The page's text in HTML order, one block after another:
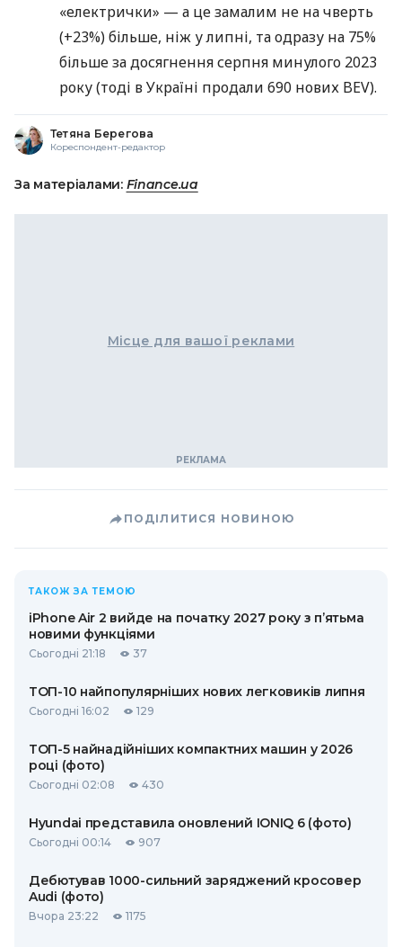
«електрички» — а це замалим не на чверть
(+23%) більше, ніж у липні, та одразу на 75%
більше за досягнення серпня минулого 2023
року (тоді в Україні продали 690 нових BEV).
Тетяна Берегова
Кореспондент-редактор
За матеріалами: Finance.ua
Місце для вашої реклами
ПОДІЛИТИСЯ НОВИНОЮ
ТАКОЖ ЗА ТЕМОЮ
iPhone Air 2 вийде на початку 2027 року з п’ятьма
новими функціями
Сьогодні 21:18 37
ТОП-10 найпопулярніших нових легковиків липня
Сьогодні 16:02 129
ТОП-5 найнадійніших компактних машин у 2026
році (фото)
Сьогодні 02:08 430
Hyundai представила оновлений IONIQ 6 (фото)
Сьогодні 00:14 907
Дебютував 1000-сильний заряджений кросовер
Audi (фото)
Вчора 23:22 1175